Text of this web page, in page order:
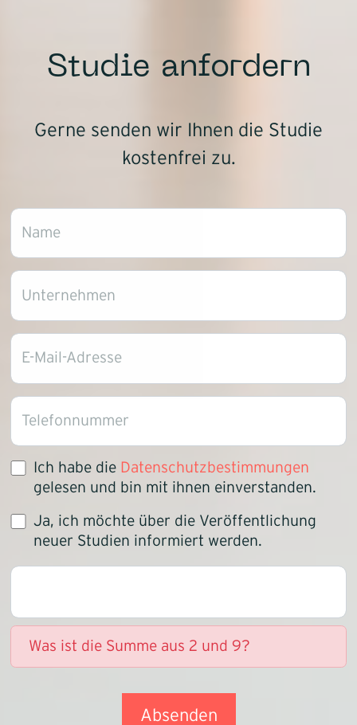
Studie anfordern
Gerne senden wir Ihnen die Studie
kostenfrei zu.
Name
Unternehmen
E-Mail-Adresse
Telefonnummer
Ich habe die Datenschutzbestimmungen
gelesen und bin mit ihnen einverstanden.
Ja, ich möchte über die Veröffentlichung
neuer Studien informiert werden.
Was ist die Summe aus 2 und 9?
Absenden